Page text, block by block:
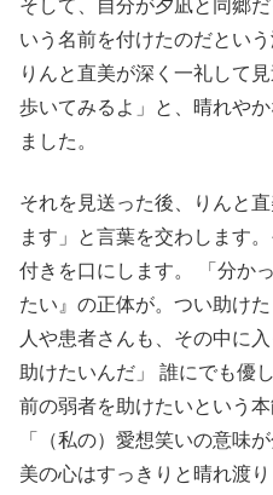
そして、自分が夕凪と同郷
いう名前を付けたのだとい
りんと直美が深く一礼して
歩いてみるよ」と、晴れや
ました 。
それを見送った後、りんと
ます」と言葉を交わします
付きを口にします。 「分
たい』の正体が。つい助け
人や患者さんも、その中に
助けたいんだ」 誰にでも優
前の弱者を助けたいという
「（私の）愛想笑いの意味
美の心はすっきりと晴れ渡